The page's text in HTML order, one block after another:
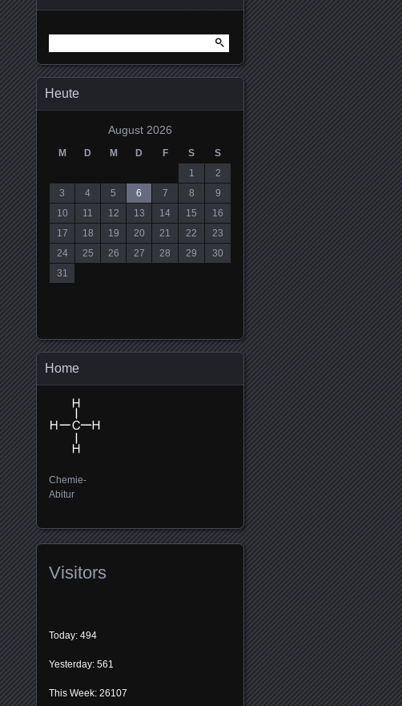
nach:
Heute
August 2026
M D M D F S
S
1
2
3
4 5 6 7 8
9
10
11 12 13 14 15
16
17
18 19 20 21 22
23
24
25 26 27 28 29
30
31
Home
Chemie-
Abitur
Visitors
Today: 494
Yesterday: 561
This Week: 26107